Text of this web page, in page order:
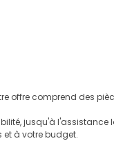
offre comprend des
jusqu'à
et à votre budget.